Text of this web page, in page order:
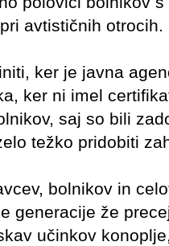
avtističnih otrocih.
ker je javna
ker ni imel
saj so bili
težko pridobiti
bolnikov in
generacije že
učinkov